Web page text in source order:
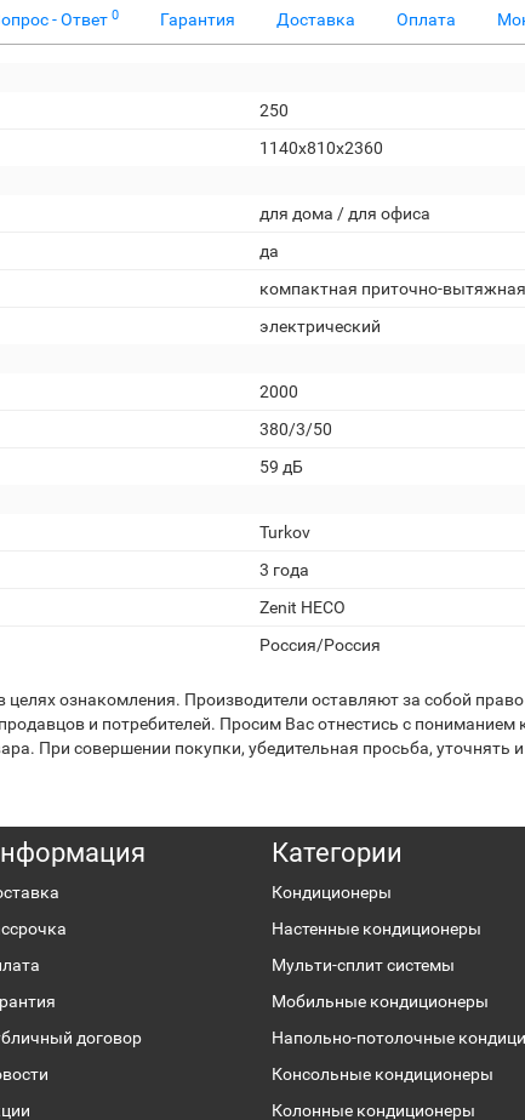
- Ответ 0 Гарантия Доставка Оплата
250
1140х810х2360
для дома / для офиса
да
компактная приточно-вытяжная
электрический
2000
380/3/50
59 дБ
Turkov
3 года
Zenit HECO
Россия/Россия
ознакомления. Производители оставляют за собой
и потребителей. Просим Вас отнестись с
При совершении покупки, убедительная просьба, уточнять
договор
Категории
Кондиционеры
Настенные кондиционеры
Мульти-сплит системы
Мобильные кондиционеры
Напольно-потолочные
Консольные кондиционеры
Колонные кондиционеры